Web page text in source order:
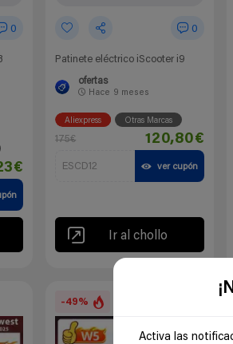
Activa las
0 0
Patinete eléctrico iScooter i9
ofertas
Hace 9 meses
Aliexpress Otras Marcas
175€ 120,80€
ESCD12 ver cupón
Ir al chollo
-49%